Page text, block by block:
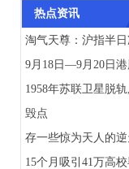
热点资讯
淘气天尊：沪指半
9月18日—9月20日
1958年苏联卫星脱
毁点
存一些惊为天人的逆
15个月吸引41万高